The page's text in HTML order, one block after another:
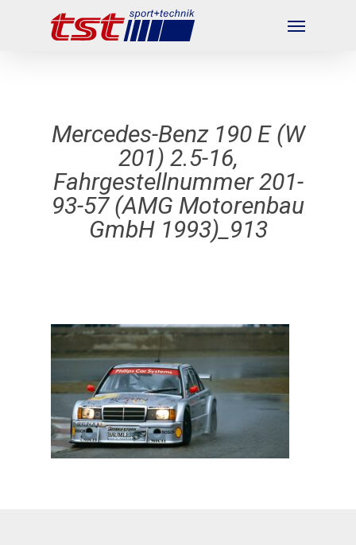
Menu
Mercedes-Benz 190 E (W
201) 2.5-16,
Fahrgestellnummer 201-
93-57 (AMG Motorenbau
GmbH 1993)_913